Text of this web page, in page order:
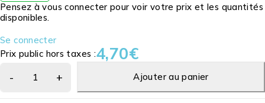
Pensez à vous connecter pour voir votre prix et les quantités
disponibles.
Se connecter
Prix public hors taxes :4,70€
Ajouter au panier